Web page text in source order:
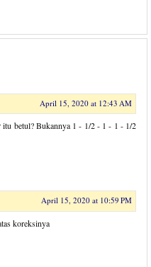
April 15, 2020 at 12:43 AM
itu betul? Bukannya 1 - 1/2 - 1 - 1 - 1/2
April 15, 2020 at 10:59 PM
koreksinya